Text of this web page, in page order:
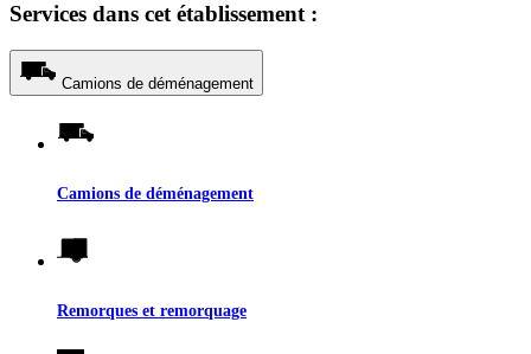
Services dans cet établissement :
Camions de déménagement
Camions de déménagement
Remorques et remorquage